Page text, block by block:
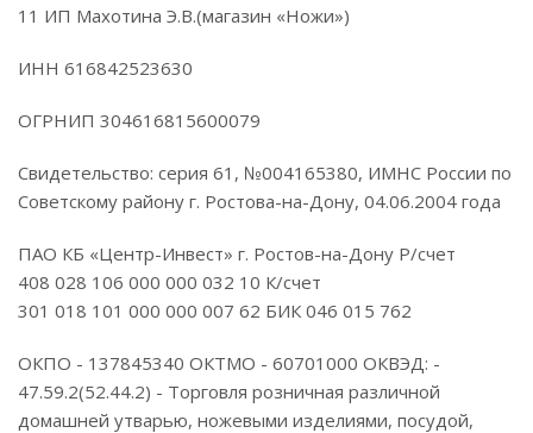
11 ИП Махотина Э.В.(магазин «Ножи»)
ИНН 616842523630
ОГРНИП 304616815600079
Свидетельство: серия 61, №004165380, ИМНС России по
Советскому району г. Ростова-на-Дону, 04.06.2004 года
ПАО КБ «Центр-Инвест» г. Ростов-на-Дону Р/счет
408 028 106 000 000 032 10 К/счет
301 018 101 000 000 007 62 БИК 046 015 762
ОКПО - 137845340 ОКТМО - 60701000 ОКВЭД: -
47.59.2(52.44.2) - Торговля розничная различной
домашней утварью, ножевыми изделиями, посудой,